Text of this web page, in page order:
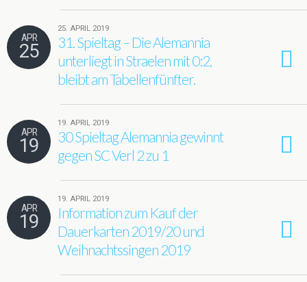
APR
25
25. APRIL 2019
31. Spieltag – Die Alemannia
unterliegt in Straelen mit 0:2,
bleibt am Tabellenfünfter.
APR
19
19. APRIL 2019
30 Spieltag Alemannia gewinnt
gegen SC Verl 2 zu 1
APR
19
19. APRIL 2019
Information zum Kauf der
Dauerkarten 2019/20 und
Weihnachtssingen 2019